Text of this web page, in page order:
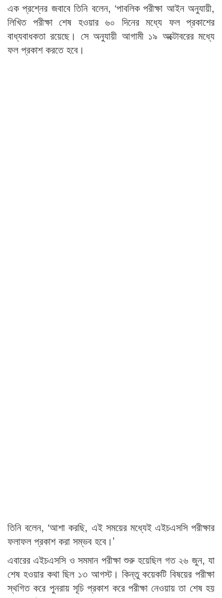
এক প্রশ্নের জবাবে তিনি বলেন, ‘পাবলিক পরীক্ষা আইন অনুযায়ী,
লিখিত পরীক্ষা শেষ হওয়ার ৬০ দিনের মধ্যে ফল প্রকাশের
বাধ্যবাধকতা রয়েছে। সে অনুযায়ী আগামী ১৯ অক্টোবরের মধ্যে
ফল প্রকাশ করতে হবে।
তিনি বলেন, ‘আশা করছি, এই সময়ের মধ্যেই এইচএসসি পরীক্ষার
ফলাফল প্রকাশ করা সম্ভব হবে।’
এবারের এইচএসসি ও সমমান পরীক্ষা শুরু হয়েছিল গত ২৬ জুন, যা
শেষ হওয়ার কথা ছিল ১৩ আগস্ট। কিন্তু কয়েকটি বিষয়ের পরীক্ষা
স্থগিত করে পুনরায় সূচি প্রকাশ করে পরীক্ষা নেওয়ায় তা শেষ হয়